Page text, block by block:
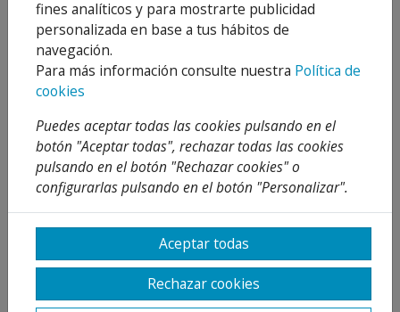
Utilización:
Se utiliza para conectar el telecópico con las
alcantarillas de las azoteas o terrazas
Productos sugeridos
fines analíticos y para mostrarte publicidad
personalizada en base a tus hábitos de
navegación.
Para más información consulte nuestra Política de
cookies
Puedes aceptar todas las cookies pulsando en el
botón "Aceptar todas", rechazar todas las cookies
pulsando en el botón "Rechazar cookies" o
configurarlas pulsando en el botón "Personalizar".
Aceptar todas
Rechazar cookies